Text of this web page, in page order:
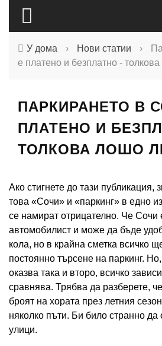
У дома › Нови статии ›
е платено и безплатно -
ПАРКИРАНЕТО В
ПЛАТЕНО И
ТОЛКОВА ЛОШО
Ако стигнете до тази публикация,
това «Сочи» и «паркинг» в едно
се намират отрицателно. Че Сочи
автомобилист и може да бъде
кола, но в крайна сметка всичко
постоянно търсене на паркинг.
оказва така и второ, всичко
сравнява. Трябва да разберете,
броят на хората през летния
няколко пъти. Би било странно да
улици.